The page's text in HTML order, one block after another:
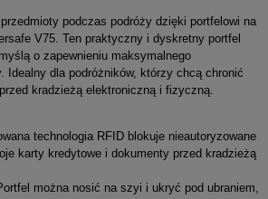
podczas podróży dzięki portfelowi na
V75. Ten praktyczny i dyskretny portfel
o zapewnieniu maksymalnego
Idealny dla podróżników, którzy chcą chronić
kradzieżą elektroniczną i fizyczną.
technologia RFID blokuje nieautoryzowane
karty kredytowe i dokumenty przed kradzieżą
można nosić na szyi i ukryć pod ubraniem,